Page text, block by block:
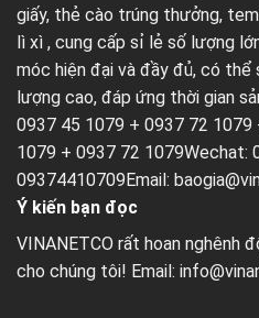
giấy, thẻ cào trúng thưởng,
lì xì , cung cấp sỉ lẻ số lượng
móc hiện đại và đầy đủ, có
lượng cao, đáp ứng thời gian
0937 45 1079 + 0937 72
1079 + 0937 72 1079Wechat:
09374410709Email:
Ý kiến bạn đọc
VINANETCO rất hoan nghênh
cho chúng tôi! Email: